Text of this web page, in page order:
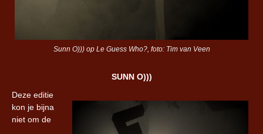
Sunn O))) op Le Guess Who?, foto: Tim van Veen
SUNN O)))
Deze editie
kon je bijna
niet om de